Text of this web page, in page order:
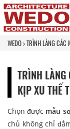
WEDO TRÌNH LÀNG
TRÌNH
KỊP XU THẾ
Chọn được mẫu
chủ không chỉ